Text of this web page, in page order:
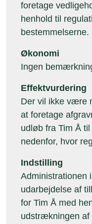
foretage
henhold til
bestemmelserne.
Økonomi
Ingen
Effektvurdering
Der vil ikke være
at foretage
udløb fra Tim Å
nedenfor, hvor
Indstilling
Administrationen
udarbejdelse af
for Tim Å med
udstrækningen af